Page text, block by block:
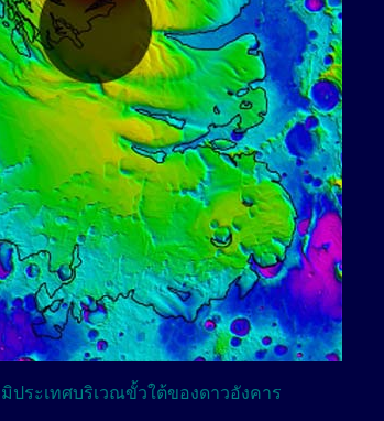
ประเทศบริเวณขั้วใต้ของดาวอังคาร